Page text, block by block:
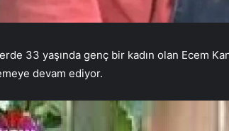
33 yaşında genç bir kadın olan Ecem
devam ediyor.